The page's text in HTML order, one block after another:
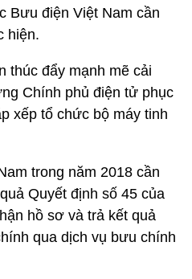
Bưu điện Việt Nam cần
hiện.
thúc đẩy mạnh mẽ cải
Chính phủ điện tử phục
xếp tổ chức bộ máy tinh
trong năm 2018 cần
Quyết định số 45 của
hồ sơ và trả kết quả
qua dịch vụ bưu chính